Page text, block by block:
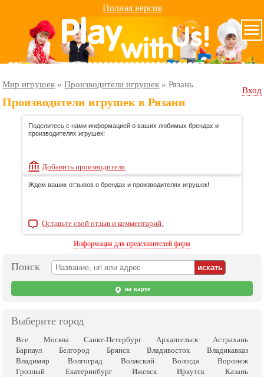
Полная версия
Мир игрушек »Производители игрушек »Рязань
Вход
Производители игрушек в Рязани
Поделитесь с нами информацией о ваших любимых брендах и
производителях игрушек!
Добавить производителя
Ждем ваших отзывов о брендах и производителях игрушек!
Оставьте свой отзыв и комментарий.
Информация для представителей фирм
Поиск
на карте
Выберите город
Все Москва Санкт-Петербург Архангельск
Астрахань
Барнаул
Белгород Брянск Владивосток
Владикавказ
Владимир
Волгоград Волжский Вологда
Воронеж
Грозный
Екатеринбург Ижевск Иркутск
Казань